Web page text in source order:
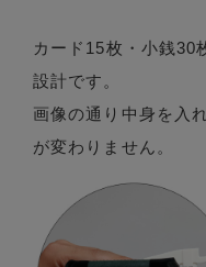
カード15枚・小銭30
設計です。
画像の通り中身を入
が変わりません。